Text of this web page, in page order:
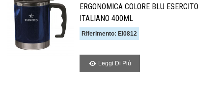
ERGONOMICA COLORE BLU ESERCITO
ITALIANO 400ML
Riferimento: EI0812
Leggi Di Piú